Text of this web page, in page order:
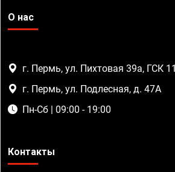
О нас
г. Пермь, ул. Пихтовая 39а, ГСК 11
г. Пермь, ул. Подлесная, д. 47А
Пн-Сб | 09:00 - 19:00
Контакты